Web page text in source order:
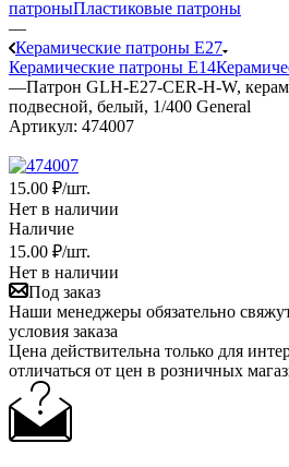
патроныПластиковые патроны
—
Керамические патроны Е27
Керамические патроны Е14
—Патрон GLH-E27-CER-H-W,
подвесной, белый, 1/400 General
Артикул: 474007
15.00 ₽/шт.
Нет в наличии
Наличие
15.00 ₽/шт.
Нет в наличии
Под заказ
Наши менеджеры обязательно
условия заказа
Цена действительна только для
отличаться от цен в розничных